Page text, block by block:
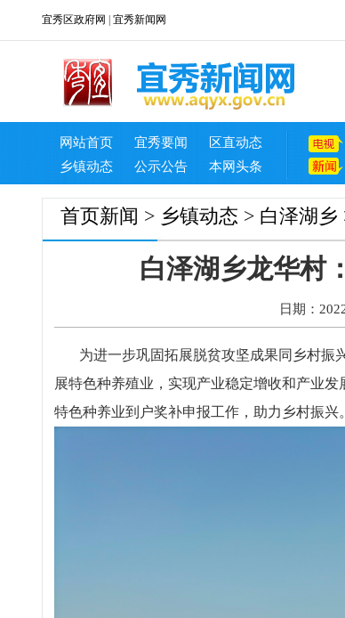
宜秀区政府网 宜秀新闻网
网站首页 宜秀要闻
区直动态
乡镇动态
公示公告 本网头条
首页新闻 > 乡镇动态 > 白泽湖乡
白泽湖乡龙华村
日期：
为进一步巩固拓展脱贫攻坚成果同乡村振
展特色种养殖业，实现产业稳定增收和产业
特色种养业到户奖补申报工作，助力乡村振兴。